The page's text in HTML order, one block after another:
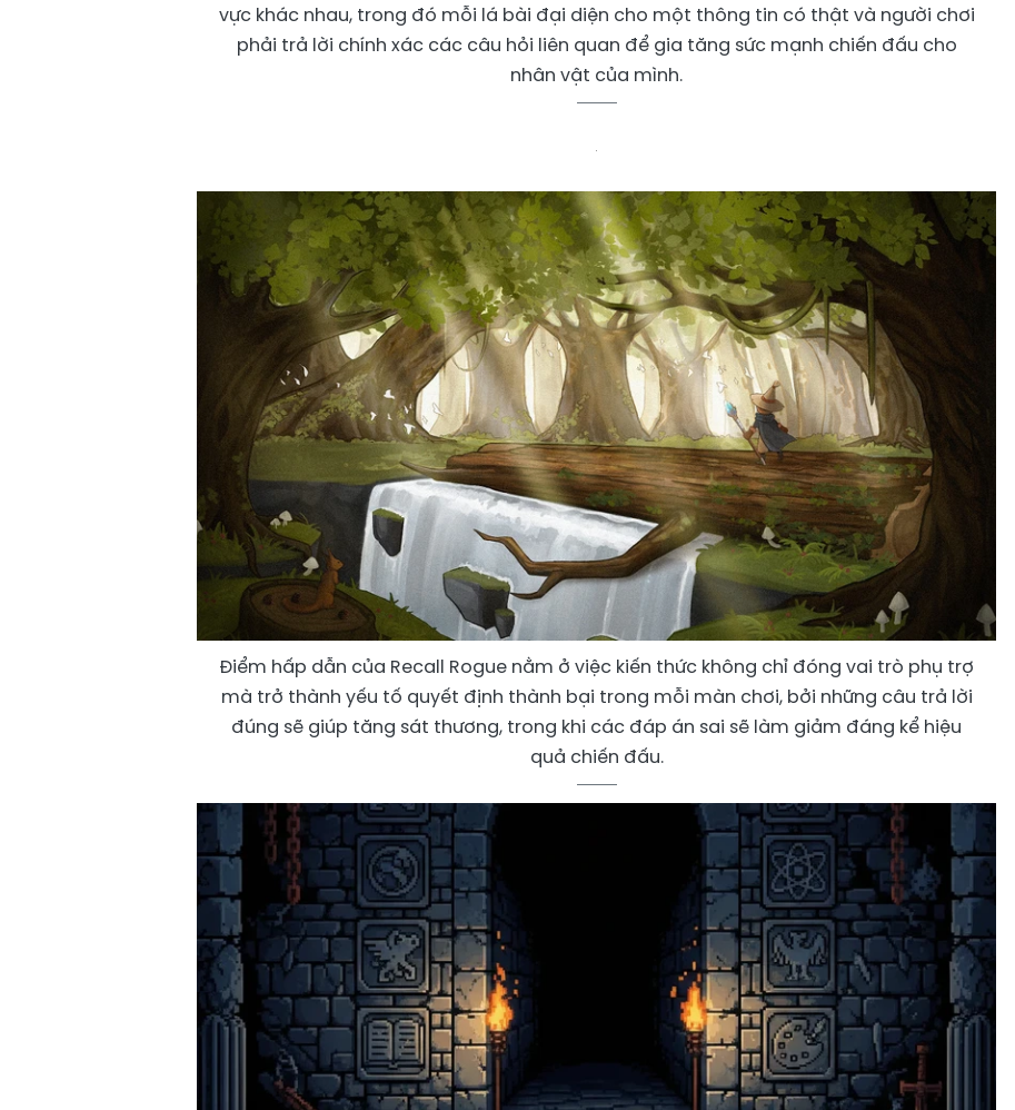
vực khác nhau, trong đó mỗi lá bài đại diện cho một thông tin có thật và người chơi
phải trả lời chính xác các câu hỏi liên quan để gia tăng sức mạnh chiến đấu cho
nhân vật của mình.
Điểm hấp dẫn của Recall Rogue nằm ở việc kiến thức không chỉ đóng vai trò phụ trợ
mà trở thành yếu tố quyết định thành bại trong mỗi màn chơi, bởi những câu trả lời
đúng sẽ giúp tăng sát thương, trong khi các đáp án sai sẽ làm giảm đáng kể hiệu
quả chiến đấu.